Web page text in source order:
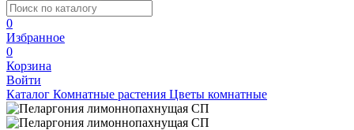
0
Избранное
0
Корзина
Войти
Каталог Комнатные растения Цветы комнатные